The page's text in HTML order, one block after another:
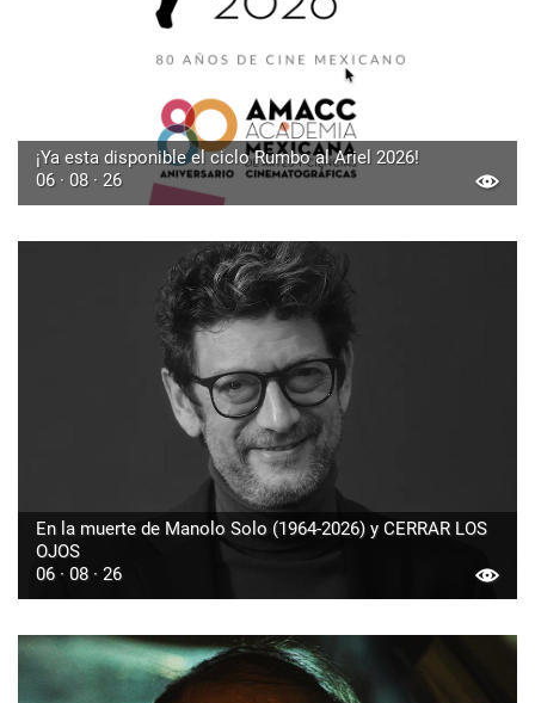
¡Ya esta disponible el ciclo Rumbo al Ariel 2026!
06 · 08 · 26
En la muerte de Manolo Solo (1964-2026) y CERRAR LOS
OJOS
06 · 08 · 26